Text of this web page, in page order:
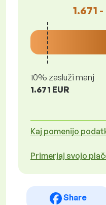
1.671
10% zasluži manj
1.671 EUR
Kaj pomenijo
Primerjaj svojo
Share